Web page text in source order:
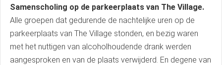
Samenscholing op de parkeerplaats van The Village.
Alle groepen dat gedurende de nachtelijke uren op de
parkeerplaats van The Village stonden, en bezig waren
met het nuttigen van alcoholhoudende drank werden
aangesproken en van de plaats verwijderd. En degene van